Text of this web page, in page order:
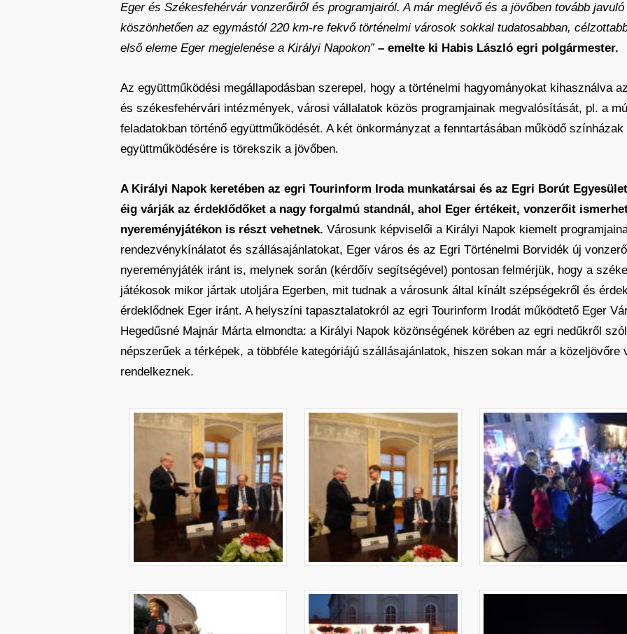
Eger és Székesfehérvár vonzerőiről és programjairól. A már meglévő és a jövőben tovább
köszönhetően az egymástól 220 km-re fekvő történelmi városok sokkal tudatosabban,
első eleme Eger megjelenése a Királyi Napokon”– emelte ki Habis László egri polgármester.
Az együttműködési megállapodásban szerepel, hogy a történelmi hagyományokat kihasználva
és székesfehérvári intézmények, városi vállalatok közös programjainak megvalósítását, pl. a
feladatokban történő együttműködését. A két önkormányzat a fenntartásában működő
együttműködésére is törekszik a jövőben.
A Királyi Napok keretében az egri Tourinform Iroda munkatársai és az Egri Borút
éig várják az érdeklődőket a nagy forgalmú standnál, ahol Eger értékeit, vonzerőit
nyereményjátékon is részt vehetnek. Városunk képviselői a Királyi Napok kiemelt
rendezvénykínálatot és szállásajánlatokat, Eger város és az Egri Történelmi Borvidék új
nyereményjáték iránt is, melynek során (kérdőív segítségével) pontosan felmérjük, hogy a
játékosok mikor jártak utoljára Egerben, mit tudnak a városunk által kínált szépségekről és
érdeklődnek Eger iránt. A helyszíni tapasztalatokról az egri Tourinform Irodát működtető Eger
Hegedűsné Majnár Márta elmondta: a Királyi Napok közönségének körében az egri nedűkről
népszerűek a térképek, a többféle kategóriájú szállásajánlatok, hiszen sokan már a
rendelkeznek.